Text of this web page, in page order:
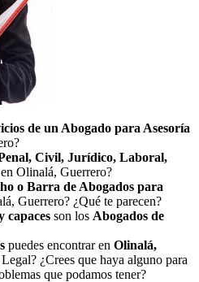
de un Abogado para Asesoría
Civil, Jurídico, Laboral,
Olinalá, Guerrero?
o Barra de Abogados para
Guerrero? ¿Qué te parecen?
capaces son los Abogados de
puedes encontrar en Olinalá,
¿Crees que haya alguno para
que podamos tener?